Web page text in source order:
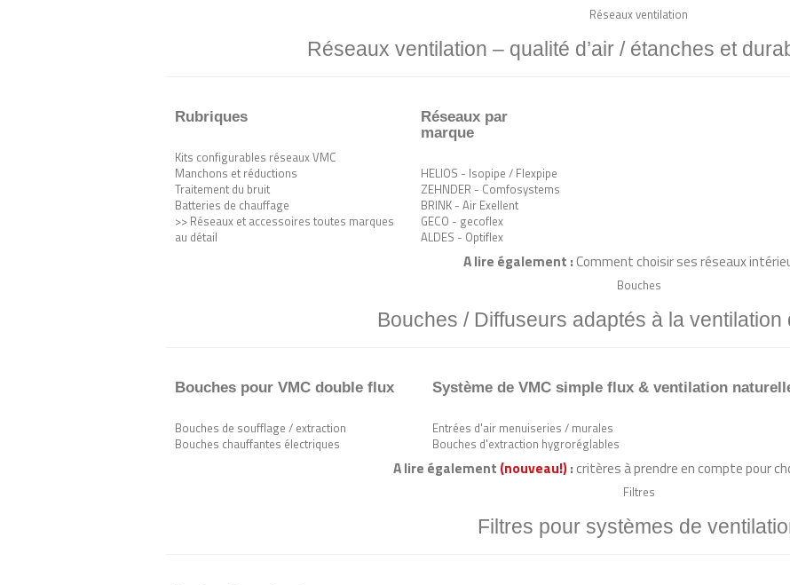
Réseaux ventilation
Réseaux ventilation – qualité d’air / étanches et
Rubriques
Kits configurables réseaux VMC
Manchons et réductions
Traitement du bruit
Batteries de chauffage
>> Réseaux et accessoires toutes marques
au détail
Réseaux par
marque
HELIOS - Isopipe / Flexpipe
ZEHNDER - Comfosystems
BRINK - Air Exellent
GECO - gecoflex
ALDES - Optiflex
A lire également :Comment choisir ses réseaux
Bouches
Bouches / Diffuseurs adaptés à la ventilation
Bouches pour VMC double flux
Bouches de soufflage / extraction
Bouches chauffantes électriques
Système de VMC simple flux & ventilation
Entrées d'air menuiseries / murales
Bouches d'extraction hygroréglables
A lire également (nouveau!) : critères à prendre en compte pour
Filtres
Filtres pour systèmes de